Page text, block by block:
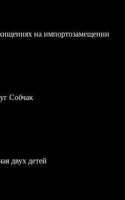
на импортозамещении
Собчак
двух детей